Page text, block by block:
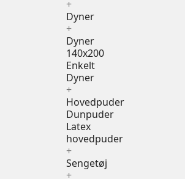
+
Dyner
+
Dyner
140x200
Enkelt
Dyner
+
Hovedpuder
Dunpuder
Latex
hovedpuder
+
Sengetøj
+